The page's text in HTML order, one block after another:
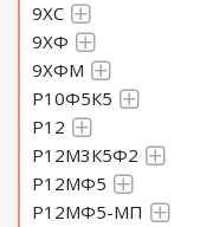
9ХС
9ХФ
9ХФМ
Р10Ф5К5
Р12
Р12М3К5Ф2
Р12МФ5
Р12МФ5-МП